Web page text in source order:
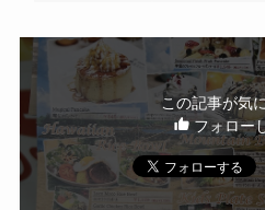
この記事が気
フォロー